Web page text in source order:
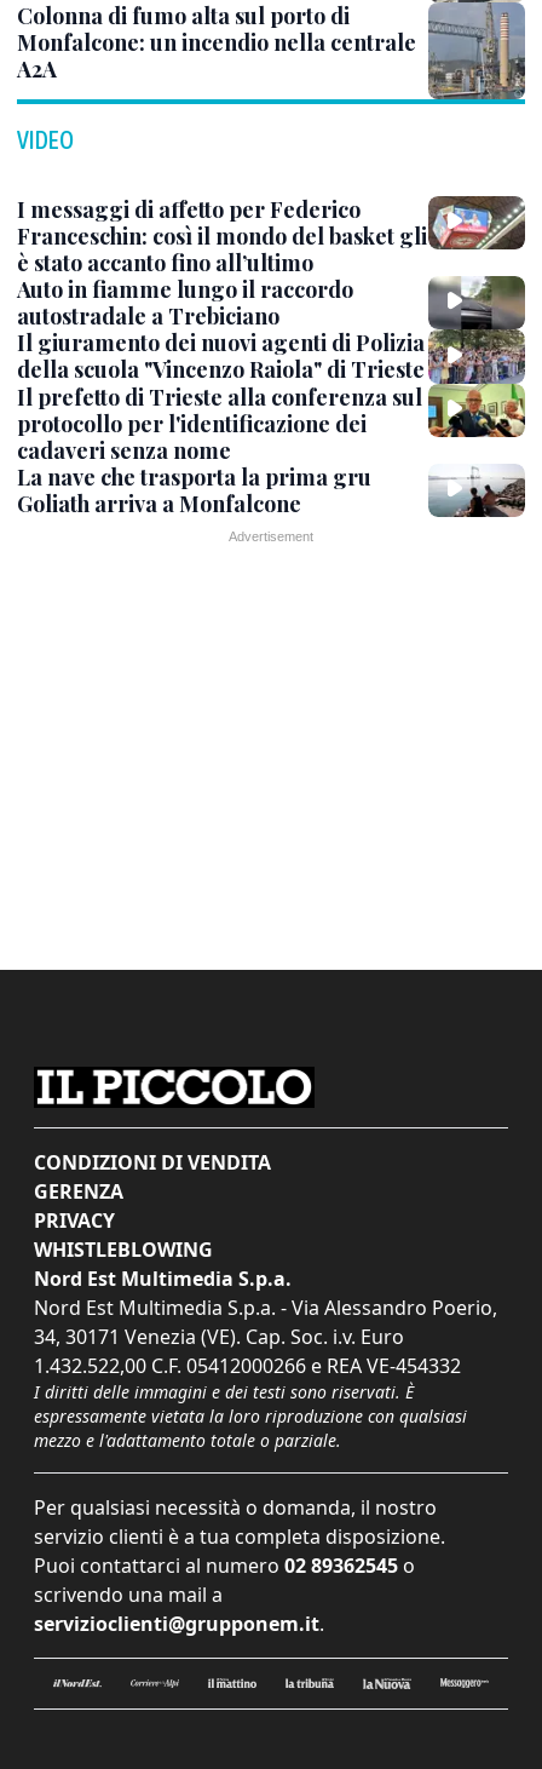
Colonna di fumo alta sul porto di
Monfalcone: un incendio nella centrale
A2A
VIDEO
I messaggi di affetto per Federico
Franceschin: così il mondo del basket gli
è stato accanto fino all’ultimo
Auto in fiamme lungo il raccordo
autostradale a Trebiciano
Il giuramento dei nuovi agenti di Polizia
della scuola "Vincenzo Raiola" di Trieste
Il prefetto di Trieste alla conferenza sul
protocollo per l'identificazione dei
cadaveri senza nome
La nave che trasporta la prima gru
Goliath arriva a Monfalcone
CONDIZIONI DI VENDITA
GERENZA
PRIVACY
WHISTLEBLOWING
Nord Est Multimedia S.p.a.
Nord Est Multimedia S.p.a. - Via Alessandro Poerio,
34, 30171 Venezia (VE). Cap. Soc. i.v. Euro
1.432.522,00 C.F. 05412000266 e REA VE-454332
I diritti delle immagini e dei testi sono riservati. È
espressamente vietata la loro riproduzione con qualsiasi
mezzo e l'adattamento totale o parziale.
Per qualsiasi necessità o domanda, il nostro
servizio clienti è a tua completa disposizione.
Puoi contattarci al numero 02 89362545 o
scrivendo una mail a
servizioclienti@grupponem.it.